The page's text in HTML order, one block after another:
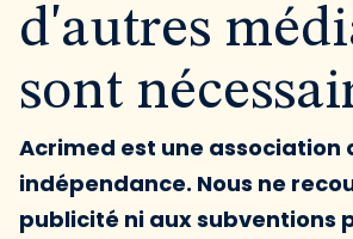
d'autres
sont
Acrimed est une association
indépendance. Nous ne
publicité ni aux subventions